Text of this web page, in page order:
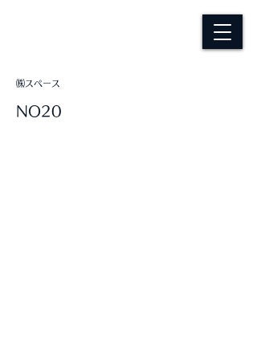
㈱スペース
NO20